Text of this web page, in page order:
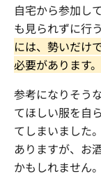
自宅から参加し
も見られずに行
には、勢いだけ
必要があります。
参考になりそう
てほしい服を自
てしまいました
ありますが、お
かもしれません。